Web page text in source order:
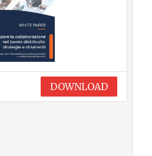
DOWNLOAD